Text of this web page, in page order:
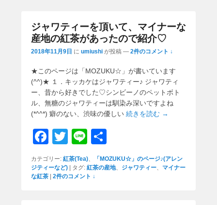
ジャワティーを頂いて、マイナーな
産地の紅茶があったので紹介♡
2018年11月9日 に umiushi が投稿 — 2件のコメント ↓
★このページは「MOZUKU☆」が書いています
(^^)★ １．キッカケはジャワティー♪ ジャワティ
ー、昔から好きでした♡シンビーノのペットボト
ル、無糖のジャワティーは馴染み深いですよね
(*^^*) 癖のない、渋味の優しい 続きを読む →
F
a
c
e
T
wi
tt
er
Li
e
有
カテゴリー: 紅茶(Tea)、
「MOZUKU☆」のページ♪(アレン
ジティーなど)
タグ: 紅茶の産地、 ジャワティー、 マイナー
な紅茶
2件のコメント ↓